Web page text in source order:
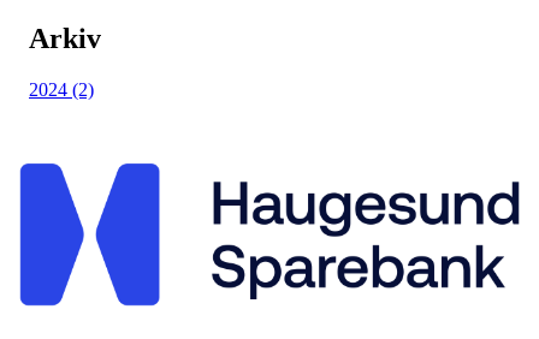
Arkiv
2024 (2)